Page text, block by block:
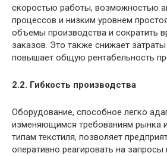
скоростью работы, возможностью
процессов и низким уровнем
объемы производства и сократить
заказов. Это также снижает
повышает общую рентабельность
2.2. Гибкость производства
Оборудование, способное легко
изменяющимся требованиям рынка
типам текстиля, позволяет
оперативно реагировать на запросы